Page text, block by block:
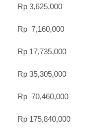
3,625,000
7,160,000
17,735,000
35,305,000
Rp 70,460,000
175,840,000